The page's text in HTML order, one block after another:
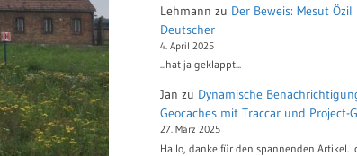
Lehmann zu Der Beweis: Mesut
Deutscher
4. April 2025
...hat ja geklappt...
Jan zu Dynamische
Geocaches mit Traccar und Project-
27. März 2025
Hallo, danke für den spannenden Artikel.